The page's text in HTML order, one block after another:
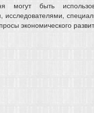
могут быть
исследователями,
экономического